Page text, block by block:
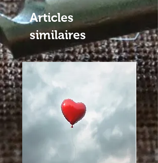
Articles
similaires